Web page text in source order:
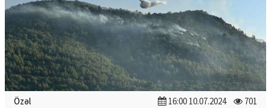
Özəl 16:00 10.07.2024 701